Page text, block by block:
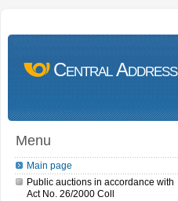
Central Address
Menu
Main page
Public auctions in accordance with
Act No. 26/2000 Coll